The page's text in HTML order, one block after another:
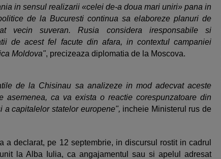
in sensul realizarii «celei de-a doua mari uniri» pana in
de la Bucuresti continua sa elaboreze planuri de
vecin suveran. Rusia considera iresponsabile si
de acest fel facute din afara, in contextul campaniei
Moldova", precizeaza diplomatia de la Moscova.
de la Chisinau sa analizeze in mod adecvat aceste
asemenea, ca va exista o reactie corespunzatoare din
a capitalelor statelor europene", incheie Ministerul rus de
a declarat, pe 12 septembrie, in discursul rostit in cadrul
la Alba Iulia, ca angajamentul sau si apelul adresat